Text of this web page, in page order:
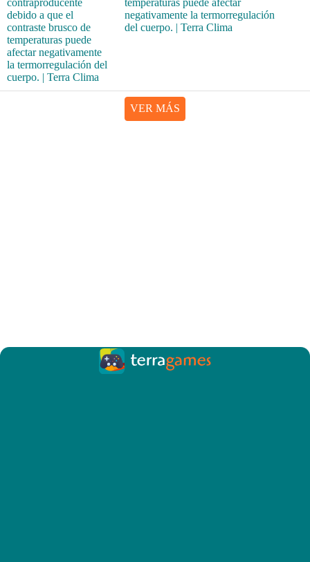
temperaturas puede afectar
negativamente la termorregulación
del cuerpo. | Terra Clima
VER MÁS